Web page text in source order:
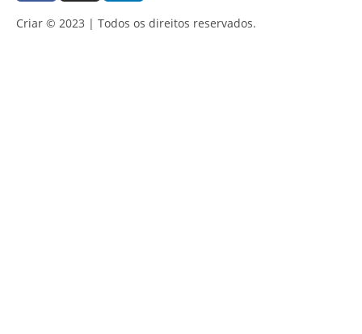
Criar © 2023 | Todos os direitos reservados.